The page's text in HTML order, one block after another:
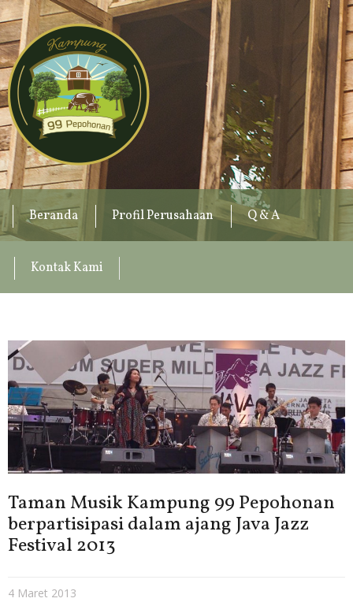
Beranda Profil Perusahaan Q & A
Kontak Kami
Taman Musik Kampung 99 Pepohonan
berpartisipasi dalam ajang Java Jazz
Festival 2013
4 Maret 2013